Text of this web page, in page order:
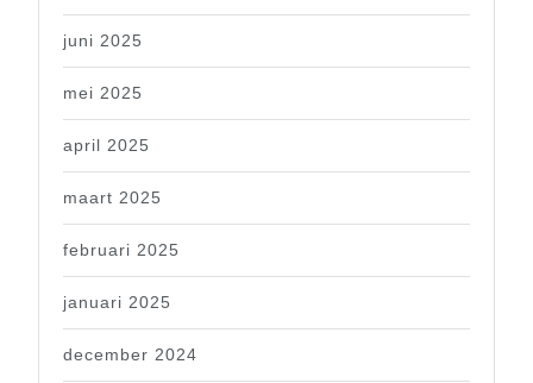
juni 2025
mei 2025
april 2025
maart 2025
februari 2025
januari 2025
december 2024